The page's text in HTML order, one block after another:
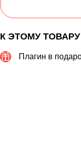
К ЭТОМУ
Плагин в